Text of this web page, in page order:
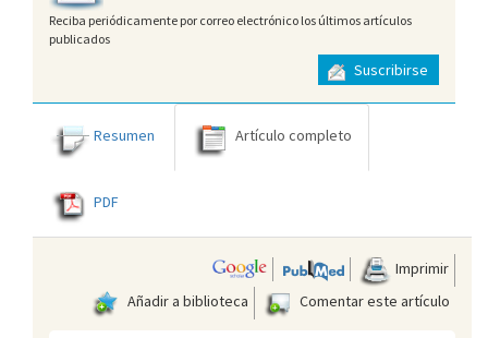
Reciba periódicamente por correo electrónico los últimos artículos
publicados
Suscribirse
Resumen Artículo completo
PDF
Imprimir
Añadir a biblioteca
Comentar este artículo